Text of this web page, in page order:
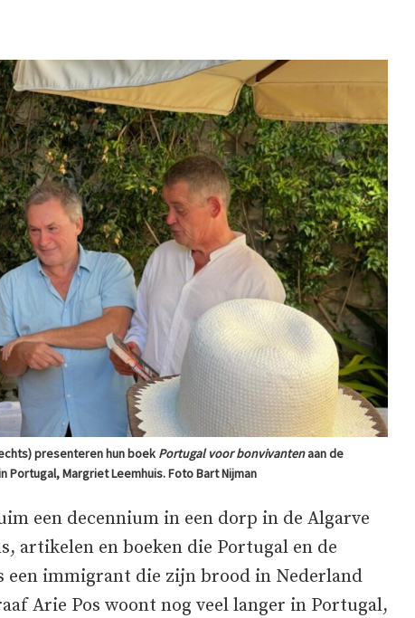
presenteren hun boek Portugal voor bonvivantenaan de
Portugal, Margriet Leemhuis. Foto Bart Nijman
een decennium in een dorp in de Algarve
artikelen en boeken die Portugal en de
immigrant die zijn brood in Nederland
Arie Pos woont nog veel langer in Portugal,